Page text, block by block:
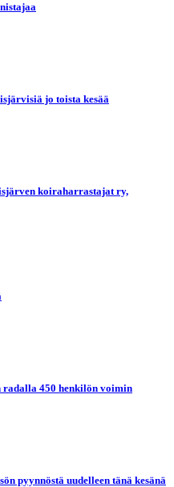
jo toista kesää
koiraharrastajat ry,
radalla 450 henkilön voimin
pyynnöstä uudelleen tänä kesänä